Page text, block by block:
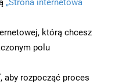
„Strona internetowa
którą chcesz
polu
aby rozpocząć proces